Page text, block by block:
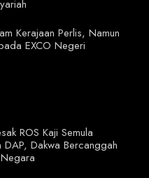
Kerajaan Perlis, Namun
EXCO Negeri
ROS Kaji Semula
DAP, Dakwa Bercanggah